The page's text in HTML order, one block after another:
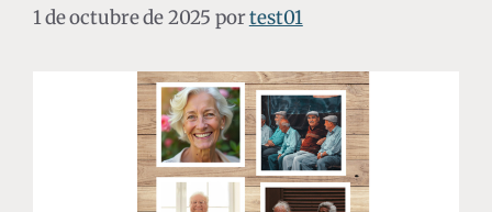
1 de octubre de 2025 portest01